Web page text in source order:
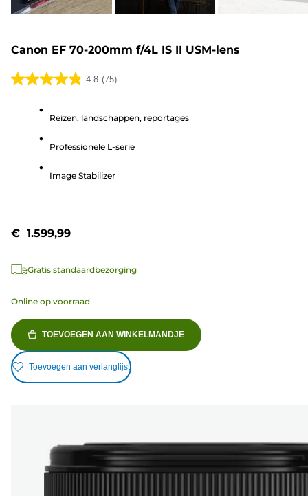
Canon EF 70-200mm f/4L IS II USM-lens
4.8 (75)
4.8
sterren.
Reizen, landschappen, reportages
Professionele L-serie
Image Stabilizer
€ 1.599,99
Gratis standaardbezorging
Online op voorraad
TOEVOEGEN AAN WINKELMANDJE
Toevoegen aan verlanglijst